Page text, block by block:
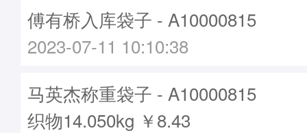
傅有桥入库袋子 - A10000815
2023-07-11 10:10:38
马英杰称重袋子 - A10000815
织物14.050kg ￥8.43